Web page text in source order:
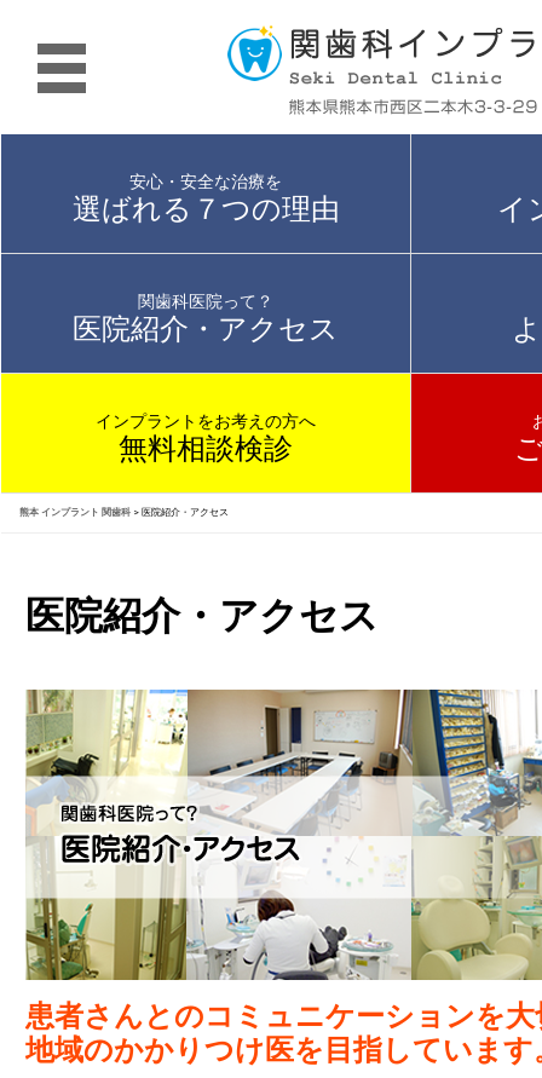
安心・安全な治療を
選ばれる７つの理由 イ
関歯科医院って？
医院紹介・アクセス
インプラントをお考えの方へ
無料相談検診
熊本 インプラント 関歯科 > 医院紹介・アクセス
医院紹介・アクセス
患者さんとのコミュニケーションを
地域のかかりつけ医を目指しています